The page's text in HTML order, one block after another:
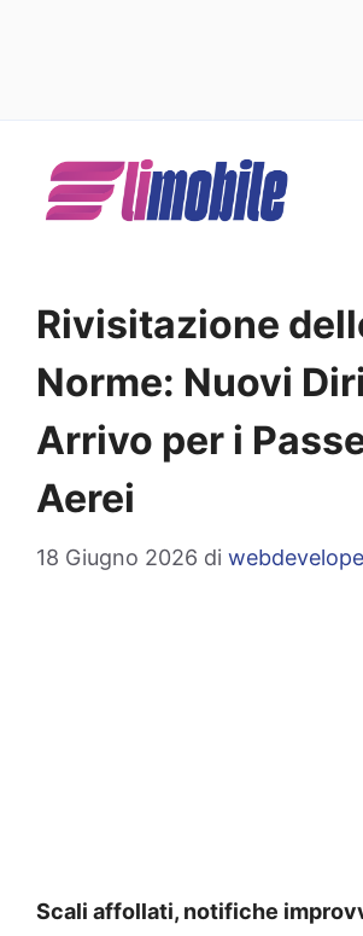
contenuto
Rivisitazione
Norme: Nuovi
Arrivo per i
Aerei
18 Giugno 2026 di
Scali affollati, notifiche